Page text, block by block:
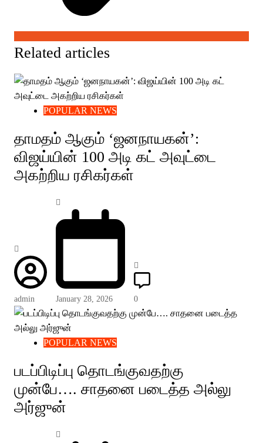
Related articles
POPULAR NEWS
தாமதம் ஆகும் ‘ஜனநாயகன்’:
விஜய்யின் 100 அடி கட் அவுட்டை
அகற்றிய ரசிகர்கள்
admin January 28, 2026 0
POPULAR NEWS
படப்பிடிப்பு தொடங்குவதற்கு
முன்பே…. சாதனை படைத்த அல்லு
அர்ஜுன்